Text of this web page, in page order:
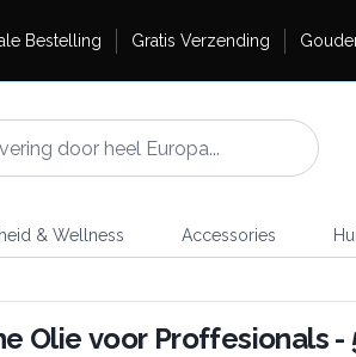
Bestelling Gratis Verzending
& Wellness Accessories
Olie voor Proffesionals -